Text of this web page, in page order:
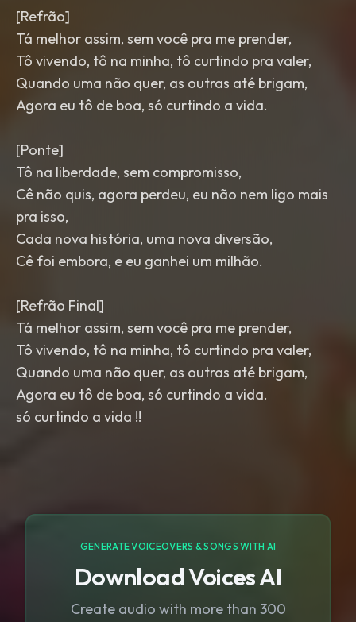
[Refrão]
Tá melhor assim, sem você pra me prender,
Tô vivendo, tô na minha, tô curtindo pra valer,
Quando uma não quer, as outras até brigam,
Agora eu tô de boa, só curtindo a vida.
[Ponte]
Tô na liberdade, sem compromisso,
Cê não quis, agora perdeu, eu não nem ligo mais
pra isso,
Cada nova história, uma nova diversão,
Cê foi embora, e eu ganhei um milhão.
[Refrão Final]
Tá melhor assim, sem você pra me prender,
Tô vivendo, tô na minha, tô curtindo pra valer,
Quando uma não quer, as outras até brigam,
Agora eu tô de boa, só curtindo a vida.
só curtindo a vida !!
GENERATE VOICEOVERS & SONGS WITH AI
Download Voices AI
Create audio with more than 300